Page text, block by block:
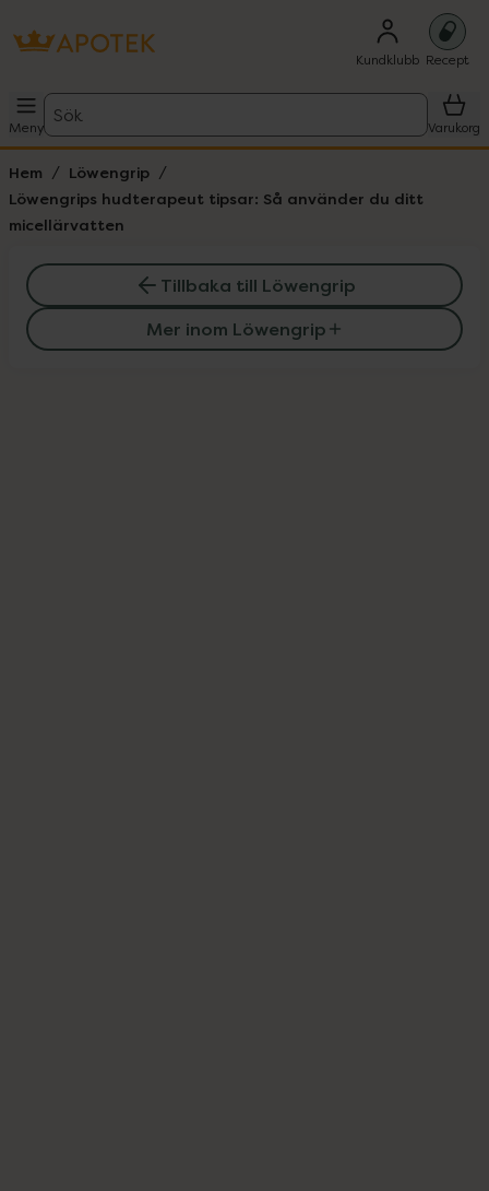
Kundklubb Recept
Meny
Sök
Varukorg
Hem
Löwengrip
Löwengrips hudterapeut tipsar: Så använder du ditt
micellärvatten
Tillbaka till Löwengrip
Mer inom Löwengrip